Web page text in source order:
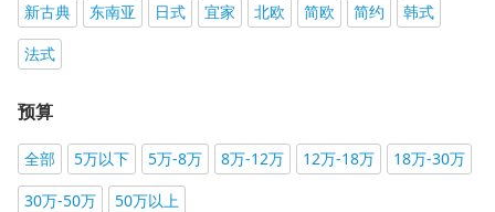
新古典
东南亚 日式 宜家 北欧 简欧 简约
韩式
法式
预算
全部 5万以下 5万-8万 8万-12万 12万-18万
18万-30万
30万-50万
50万以上